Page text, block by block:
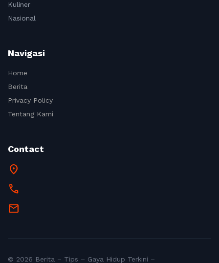
Kuliner
Nasional
Navigasi
Home
Berita
Privacy Policy
Tentang Kami
Contact
location_on
call
mail
© 2026 Berita – Tips – Gaya Hidup Terkini –